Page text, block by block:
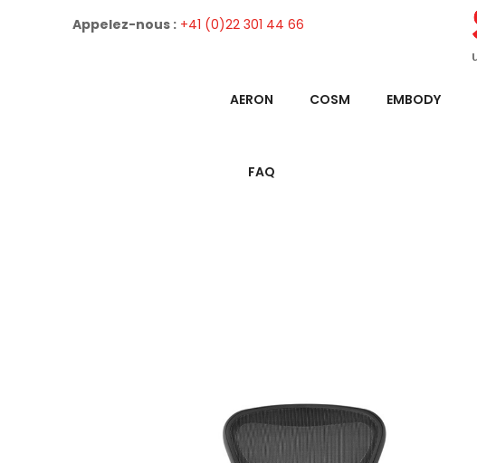
Appelez-nous : +41 (0)22 301 44 66
AERON COSM EMBODY
FAQ